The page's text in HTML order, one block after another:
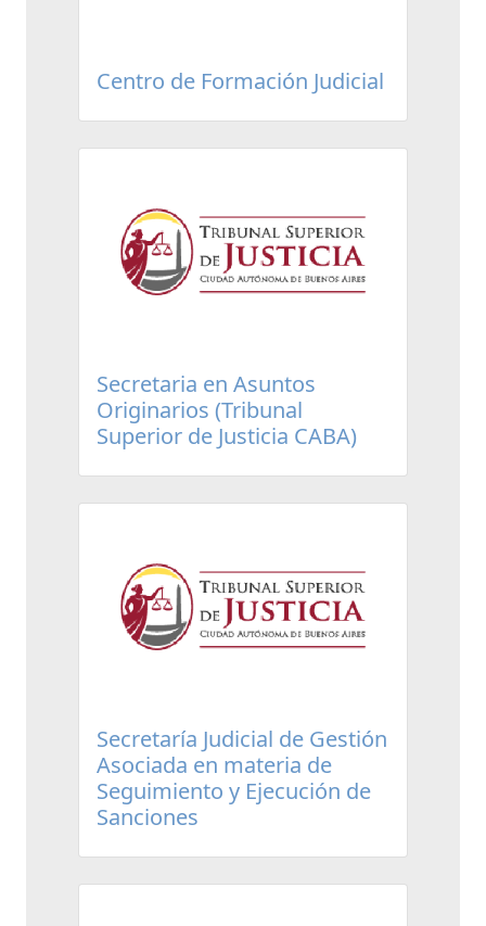
Centro de Formación Judicial
Secretaria en Asuntos
Originarios (Tribunal
Superior de Justicia CABA)
Secretaría Judicial de Gestión
Asociada en materia de
Seguimiento y Ejecución de
Sanciones